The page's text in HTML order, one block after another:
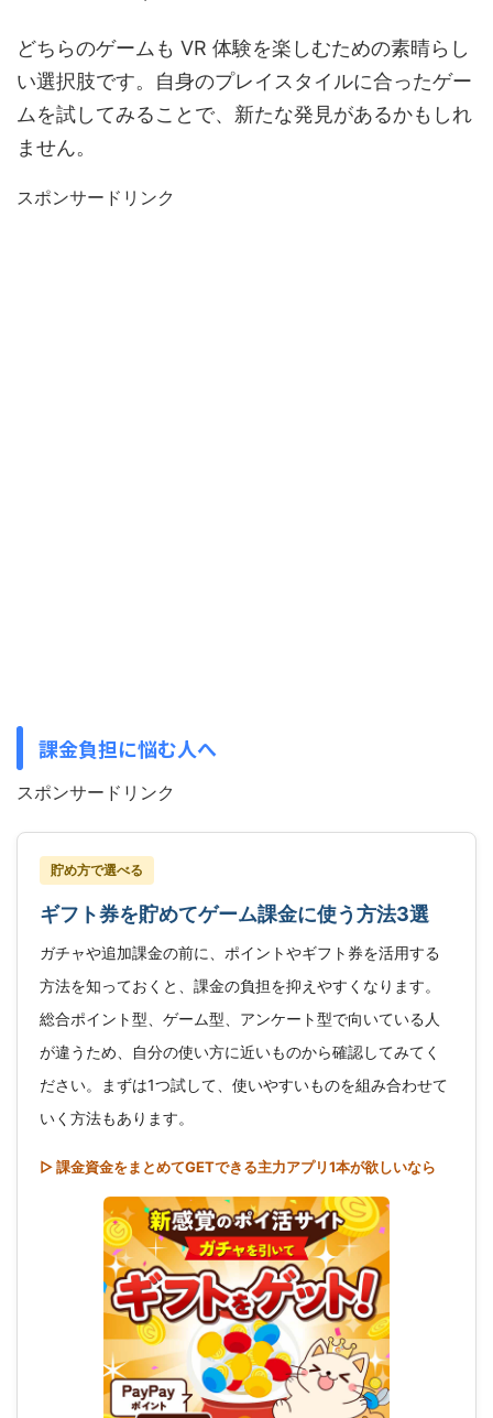
どちらのゲームも VR 体験を楽しむための素晴らし
い選択肢です。自身のプレイスタイルに合ったゲー
ムを試してみることで、新たな発見があるかもしれ
ません。
スポンサードリンク
課金負担に悩む人へ
スポンサードリンク
貯め方で選べる
ギフト券を貯めてゲーム課金に使う方法3選
ガチャや追加課金の前に、ポイントやギフト券を活用する
方法を知っておくと、課金の負担を抑えやすくなります。
総合ポイント型、ゲーム型、アンケート型で向いている人
が違うため、自分の使い方に近いものから確認してみてく
ださい。まずは1つ試して、使いやすいものを組み合わせて
いく方法もあります。
▷ 課金資金をまとめてGETできる主力アプリ1本が欲しいなら